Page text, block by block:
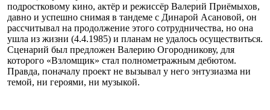
подростковому кино, актёр и режиссёр Валерий Приёмыхов,
давно и успешно снимая в тандеме с Динарой Асановой, он
рассчитывал на продолжение этого сотрудничества, но она
ушла из жизни (4.4.1985) и планам не удалось осуществиться.
Сценарий был предложен Валерию Огородникову, для
которого «Взломщик» стал полнометражным дебютом.
Правда, поначалу проект не вызывал у него энтузиазма ни
темой, ни героями, ни музыкой.